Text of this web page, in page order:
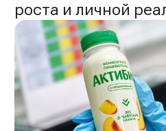
роста и личной